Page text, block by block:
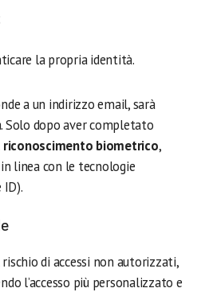
la propria identità.
a un indirizzo email, sarà
Solo dopo aver completato
biometrico,
linea con le tecnologie
ID).
di accessi non autorizzati,
l’accesso più personalizzato e